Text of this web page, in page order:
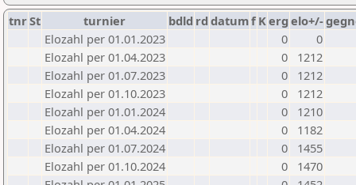
tnrSt turnier bdld rd datumf Kerg elo+/-
Elozahl per 01.01.2023
0
0
Elozahl per 01.04.2023
0
1212
Elozahl per 01.07.2023
0
1212
Elozahl per 01.10.2023
0
1212
Elozahl per 01.01.2024
0
1210
Elozahl per 01.04.2024
0
1182
Elozahl per 01.07.2024
0
1455
Elozahl per 01.10.2024
0
1470